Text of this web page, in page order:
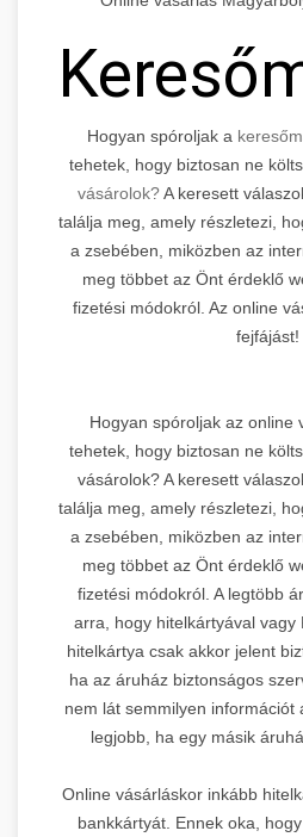
Hogyan spóroljak a
tehetek, hogy biztosan ne
vásárolok?A keresett
találja meg, amely részletezi,
a zsebében, miközben az
meg többet az Önt érdeklő
fizetési módokról. Az online
fejfájást!
Hogyan spóroljak az online
tehetek, hogy biztosan ne
vásárolok? A keresett
találja meg, amely részletezi,
a zsebében, miközben az
meg többet az Önt érdeklő
fizetési módokról. A legtöbb
arra, hogy hitelkártyával vagy
hitelkártya csak akkor jelent
ha az áruház biztonságos
nem lát semmilyen információt
legjobb, ha egy másik
Online vásárláskor inkább
bankkártyát. Ennek oka,